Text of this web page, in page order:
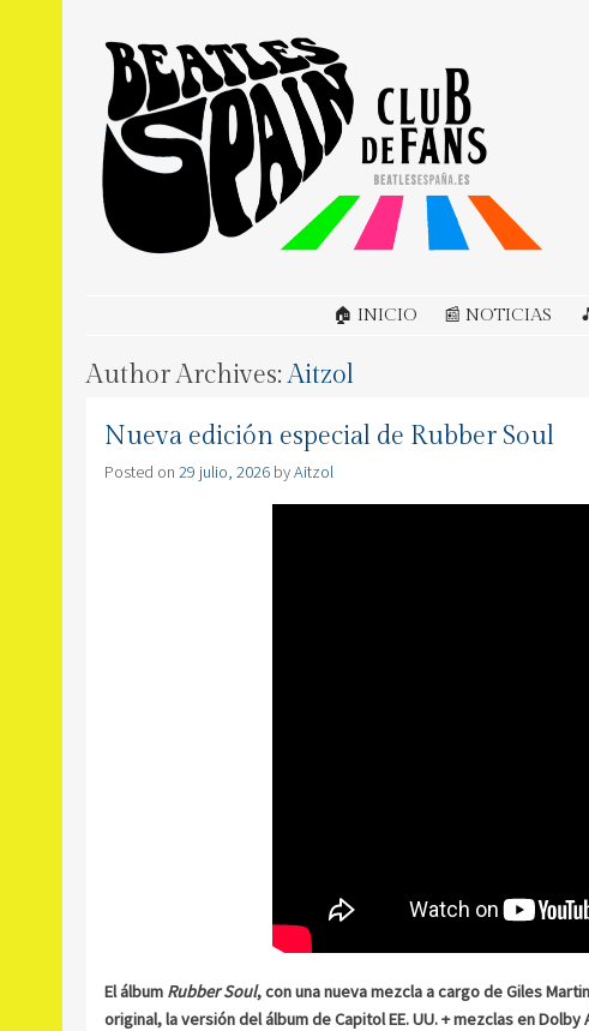
🏠 INICIO 📰 NOTICIAS
Author Archives:Aitzol
Nueva edición especial de Rubber Soul
Posted on 29 julio, 2026 byAitzol
El álbum Rubber Soul, con una nueva mezcla a cargo de Giles
original, la versión del álbum de Capitol EE. UU. + mezclas en